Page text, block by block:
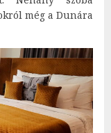
még a Dunára